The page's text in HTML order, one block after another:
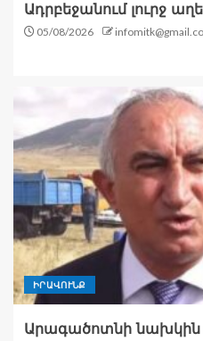
Ադրբեջանում լուրջ
05/08/2026
ԻՐԱՎՈՒՆՔ
Արագածոտնի